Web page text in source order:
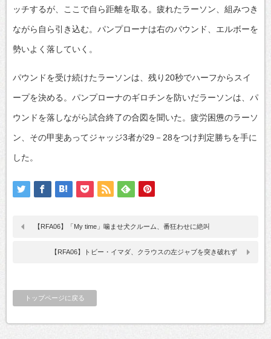
ッチするが、ここで自ら距離を取る。疲れたラーソン、組みつき
ながら自ら引き込む。パンプローナは右のパウンド、エルボーを
勢いよく落していく。
パウンドを受け続けたラーソンは、残り20秒でハーフからスイ
ープを決める。パンプローナのギロチンを防いだラーソンは、パ
ウンドを落しながら試合終了の合図を聞いた。疲労困憊のラーソ
ン、その甲斐あってジャッジ3者が29－28をつけ判定勝ちを手に
した。
【RFA06】「My time」噛ませ犬クルーム、番狂わせに絶叫
【RFA06】トビー・イマダ、クラウスの左ジャブを突き破れず
トップページに戻る